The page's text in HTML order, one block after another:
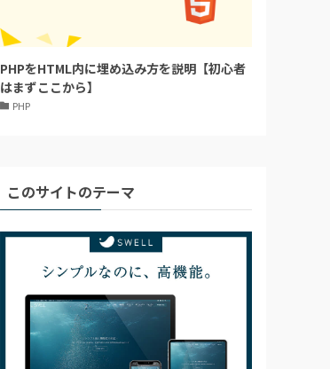
PHPをHTML内に埋め込み方を説明【初心者
はまずここから】
PHP
このサイトのテーマ